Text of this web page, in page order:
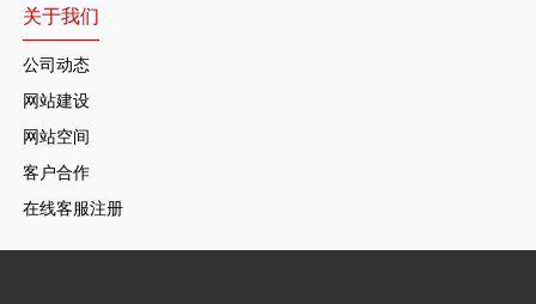
关于我们
公司动态
网站建设
网站空间
客户合作
在线客服注册